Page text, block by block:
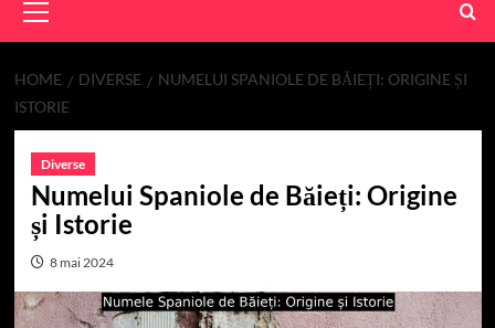
Menu
HOME DIVERSE
NUMELUI SPANIOLE DE BĂIEȚI: ORIGINE ȘI
ISTORIE
Diverse
Numelui Spaniole de Băieți: Origine
și Istorie
8 mai 2024